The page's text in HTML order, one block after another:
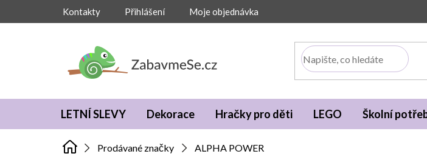
Kontakty Přihlášení Moje objednávka
LETNÍ SLEVY Dekorace Hračky pro děti LEGO Školní
Prodávané značky ALPHA POWER